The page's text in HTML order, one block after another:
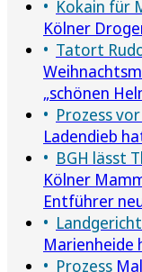
Kokain für
Kölner
Tatort
„schönen
Prozess
Ladendieb
BGH lässt
Kölner
Entführer
Landgericht
Marienheide
Prozess